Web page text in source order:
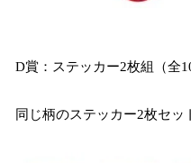
D賞：ステッカー2枚組（全
同じ柄のステッカー2枚セッ